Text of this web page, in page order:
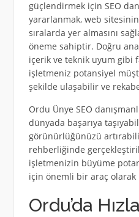
güçlendirmek için SEO
yararlanmak, web
sıralarda yer almasını
öneme sahiptir. Doğru
içerik ve teknik uyum gibi
işletmeniz potansiyel
şekilde ulaşabilir ve
Ordu Ünye SEO
dünyada başarıya
görünürlüğünüzü
rehberliğinde
işletmenizin büyüme
için önemli bir araç olarak
Ordu’da